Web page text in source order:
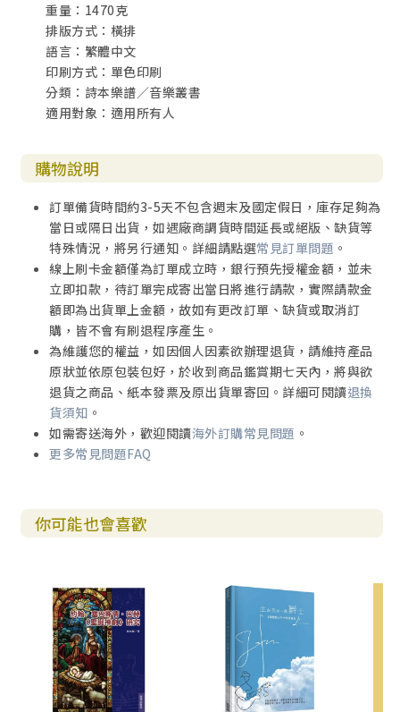
重量：1470克
排版方式：橫排
語言：繁體中文
印刷方式：單色印刷
分類：詩本樂譜／音樂叢書
適用對象：適用所有人
購物說明
訂單備貨時間約3-5天不包含週末及國定假日，庫存足夠為
當日或隔日出貨，如遇廠商調貨時間延長或絕版、缺貨等
特殊情況，將另行通知。詳細請點選常見訂單問題 。
線上刷卡金額僅為訂單成立時，銀行預先授權金額，並未
立即扣款，待訂單完成寄出當日將進行請款，實際請款金
額即為出貨單上金額，故如有更改訂單、缺貨或取消訂
購，皆不會有刷退程序產生。
為維護您的權益，如因個人因素欲辦理退貨，請維持產品
原狀並依原包裝包好，於收到商品鑑賞期七天內，將與欲
退貨之商品、紙本發票及原出貨單寄回。詳細可閱讀退換
貨須知 。
如需寄送海外，歡迎閱讀海外訂購常見問題 。
更多常見問題FAQ
你可能也會喜歡